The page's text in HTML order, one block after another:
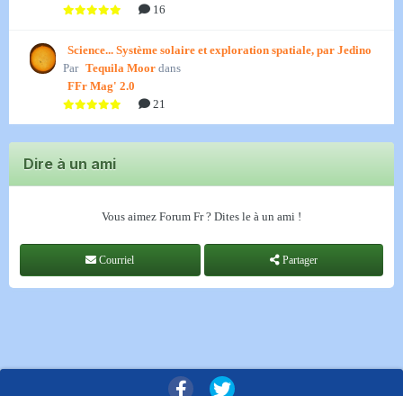
16
Science... Système solaire et exploration spatiale, par Jedino
Par Tequila Moor dans
FFr Mag' 2.0
21
Dire à un ami
Vous aimez Forum Fr ? Dites le à un ami !
Courriel Partager